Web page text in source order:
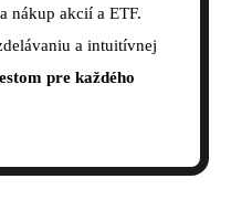
nákup akcií a ETF.
a intuitívnej
pre každého